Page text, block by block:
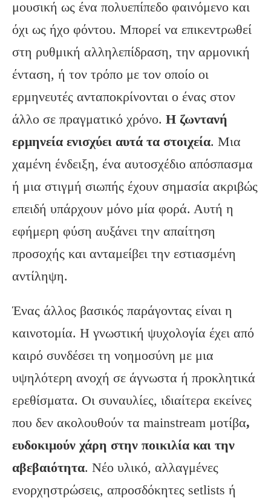
μουσική ως ένα πολυεπίπεδο φαινόμενο και
όχι ως ήχο φόντου. Μπορεί να επικεντρωθεί
στη ρυθμική αλληλεπίδραση, την αρμονική
ένταση, ή τον τρόπο με τον οποίο οι
ερμηνευτές ανταποκρίνονται ο ένας στον
άλλο σε πραγματικό χρόνο. Η ζωντανή
ερμηνεία ενισχύει αυτά τα στοιχεία. Μια
χαμένη ένδειξη, ένα αυτοσχέδιο απόσπασμα
ή μια στιγμή σιωπής έχουν σημασία ακριβώς
επειδή υπάρχουν μόνο μία φορά. Αυτή η
εφήμερη φύση αυξάνει την απαίτηση
προσοχής και ανταμείβει την εστιασμένη
αντίληψη.
Ένας άλλος βασικός παράγοντας είναι η
καινοτομία. Η γνωστική ψυχολογία έχει από
καιρό συνδέσει τη νοημοσύνη με μια
υψηλότερη ανοχή σε άγνωστα ή προκλητικά
ερεθίσματα. Οι συναυλίες, ιδιαίτερα εκείνες
που δεν ακολουθούν τα mainstream μοτίβα,
ευδοκιμούν χάρη στην ποικιλία και την
αβεβαιότητα. Νέο υλικό, αλλαγμένες
ενορχηστρώσεις, απροσδόκητες setlists ή